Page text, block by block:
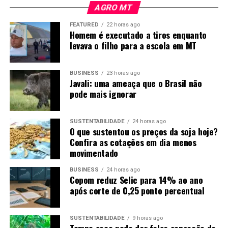
arrependimentos.“Não, de jeito nenhum. O agro é muito
melhor. Trabalhar com isso daqui é muito gratificante e a
remuneração é muito melhor do que a advocacia”
Foto: Pedro Silvestre/Canal Rural Mato Grosso
Investimento nas equipes ganha
espaço
AGRO MT
FEATURED 22 horas ago
Homem é executado a tiros enquanto
levava o filho para a escola em MT
BUSINESS 23 horas ago
Javali: uma ameaça que o Brasil não
pode mais ignorar
SUSTENTABILIDADE 24 horas ago
O que sustentou os preços da soja hoje?
Confira as cotações em dia menos
movimentado
BUSINESS 24 horas ago
Copom reduz Selic para 14% ao ano
após corte de 0,25 ponto percentual
SUSTENTABILIDADE 9 horas ago